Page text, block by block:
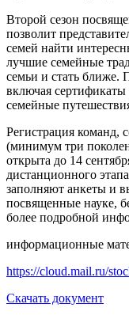
Второй сезон
позволит
семей найти
лучшие семейные
семьи и стать ближе.
включая
семейные
Регистрация команд,
(минимум три
открыта до 14
дистанционного
заполняют анкеты и
посвященные науке,
более подробной
информационные
https://cloud.mail.ru/
Скачать документ